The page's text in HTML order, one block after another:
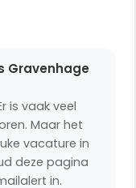
Gravenhage
is vaak veel
Maar het
vacature in
deze pagina
in.